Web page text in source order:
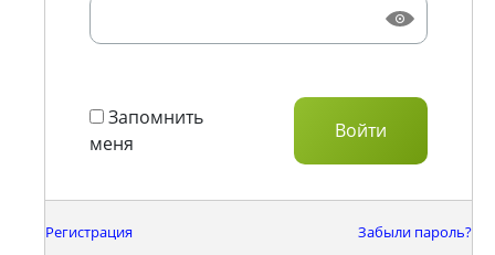
Запомнить
меня
Регистрация Забыли пароль?